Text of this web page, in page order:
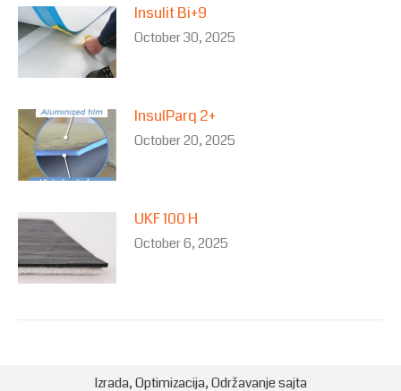
Insulit Bi+9
October 30, 2025
InsulParq 2+
October 20, 2025
UKF 100 H
October 6, 2025
Izrada,Optimizacija,Održavanjesajta